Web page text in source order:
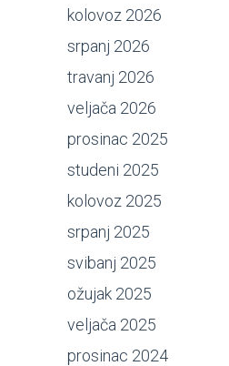
kolovoz 2026
srpanj 2026
travanj 2026
veljača 2026
prosinac 2025
studeni 2025
kolovoz 2025
srpanj 2025
svibanj 2025
ožujak 2025
veljača 2025
prosinac 2024